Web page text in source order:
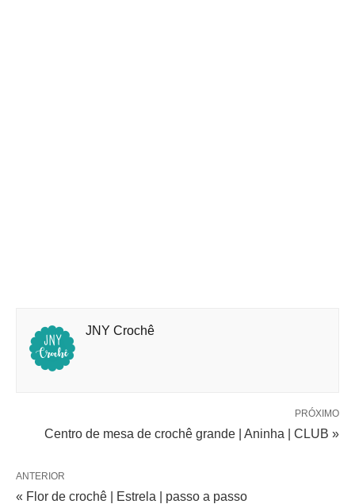
JNY Crochê
PRÓXIMO
Centro de mesa de crochê grande | Aninha | CLUB »
ANTERIOR
« Flor de crochê | Estrela | passo a passo